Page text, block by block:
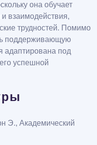
она обучает
взаимодействия,
трудностей. Помимо
поддерживающую
адаптирована под
успешной
Э., Академический